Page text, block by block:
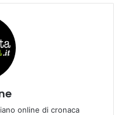
online di cronaca